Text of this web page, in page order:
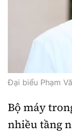
Đại biểu Phạm
Bộ máy
nhiều tầng